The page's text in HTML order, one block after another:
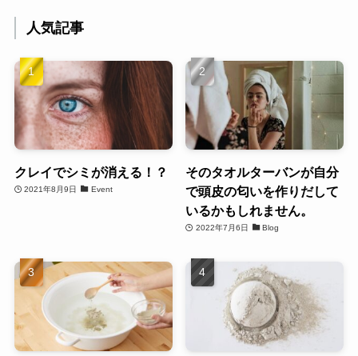
人気記事
クレイでシミが消える！？
2021年8月9日 Event
そのタオルターバンが自分
で頭皮の匂いを作りだして
いるかもしれません。
2022年7月6日 Blog